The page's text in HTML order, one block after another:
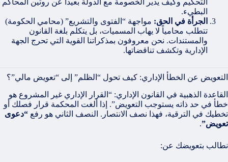
التحكيم وكيف يدير الخصومة مع الدولة بعيداً عن روتين المحاكم
البطيء.
الجرأة في الحق: مواجهة “الفتوى والتشريع” (محامي الحكومة)
تتطلب محامياً لا يهاب المسميات، بل يتكلم بلغة القانون
والمستندات. نحن معروفون بمذكراتنا القوية التي تحرج الجهة
الإدارية وتكشف تناقضاتها.
التعويض عن الخطأ الإداري: كيف تحول “الظلم” إلى “تعويض مالي”؟
القاعدة الذهبية في القانون الإداري: “القرار الإداري غير المشروع هو
خطأ في حد ذاته يستوجب التعويض”. إذا ألغت المحكمة قرار فصلك أو
تخطيك في الترقية، فهذا نصف الانتصار. النصف الثاني هو رفع “دعوى
تعويض”.
نطالب بتعويضك عن: